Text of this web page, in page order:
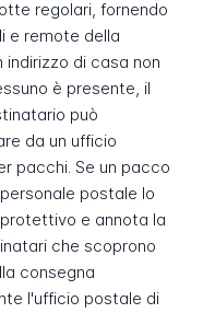
regolari, fornendo
e remote della
indirizzo di casa non
è presente, il
può
da un ufficio
pacchi. Se un pacco
postale lo
e annota la
che scoprono
consegna
l'ufficio postale di